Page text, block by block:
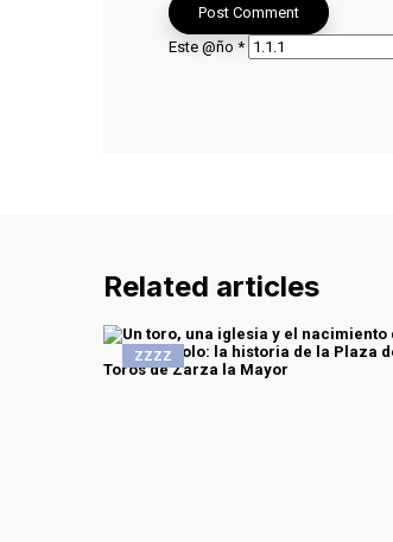
Este @ño *
Related articles
ZZZZ